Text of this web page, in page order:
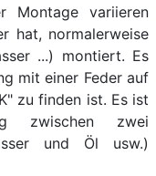
Montage variieren
hat, normalerweise
...) montiert. Es
mit einer Feder auf
zu finden ist. Es ist
zwischen zwei
und Öl usw.)